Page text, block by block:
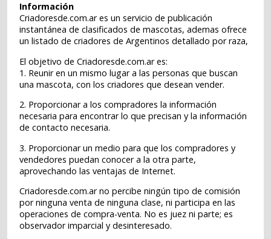
Información
Criadoresde.com.ar es un servicio de publicación
instantánea de clasificados de mascotas, ademas ofrece
un listado de criadores de Argentinos detallado por raza,
El objetivo de Criadoresde.com.ar es:
1. Reunir en un mismo lugar a las personas que buscan
una mascota, con los criadores que desean vender.
2. Proporcionar a los compradores la información
necesaria para encontrar lo que precisan y la información
de contacto necesaria.
3. Proporcionar un medio para que los compradores y
vendedores puedan conocer a la otra parte,
aprovechando las ventajas de Internet.
Criadoresde.com.ar no percibe ningún tipo de comisión
por ninguna venta de ninguna clase, ni participa en las
operaciones de compra-venta. No es juez ni parte; es
observador imparcial y desinteresado.